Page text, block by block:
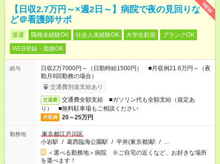
NEW
【日収2.7万円～×週2日～】病院で夜の見回りな
ど＠看護師サポ
派遣 職種未経験OK 社会人未経験OK 大学生歓迎
ブランクOK
WEB登録・面接OK
給与
日収2万7000円～（日勤時給1500円） ■月収例21.6万円～（夜
勤月8回勤務の場合）
交通費別途支給あり
交通費
交通費全額支給 ■ガソリン代も全額支給（規定あ
り） ■無料駐車場もご相談ください
月収例 20～25万円
勤務地
東京都江戸川区
小岩駅 / 葛西臨海公園駅 / 平井(東京都)駅 / …
＜選べる勤務地＞病院 ※ご自宅の近くなど、お好きな場所
を選べます！